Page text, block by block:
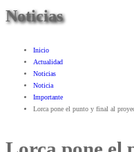
Noticias
Inicio
Actualidad
Noticias
Noticia
Importante
Lorca pone el punto y final al